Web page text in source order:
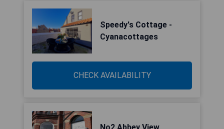
Speedy's Cottage -
Cyanacottages
CHECK AVAILABILITY